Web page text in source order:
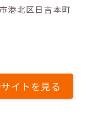
サイトを見る